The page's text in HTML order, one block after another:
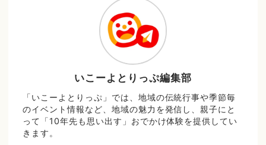
いこーよとりっぷ編集部
「いこーよとりっぷ」では、地域の伝統行事や季節毎
のイベント情報など、地域の魅力を発信し、親子にと
って「10年先も思い出す」おでかけ体験を提供してい
きます。